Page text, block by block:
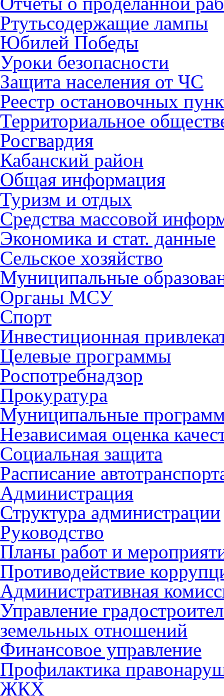
Ртутьсодержащие лампы
Юбилей Победы
Уроки безопасности
Защита населения от ЧС
Реестр остановочных
Территориальное
Росгвардия
Кабанский район
Общая информация
Туризм и отдых
Средства массовой
Экономика и стат. данные
Сельское хозяйство
Муниципальные
Органы МСУ
Спорт
Инвестиционная
Целевые программы
Роспотребнадзор
Прокуратура
Муниципальные
Независимая оценка
Социальная защита
Расписание
Администрация
Структура администрации
Руководство
Планы работ и
Противодействие
Административная
Управление
земельных отношений
Финансовое управление
Профилактика
ЖКХ